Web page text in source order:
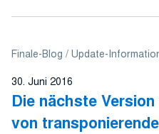
Finale-Blog Update-
30. Juni 2016
Die nächste
von